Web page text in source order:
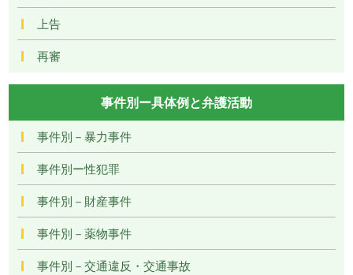
上告
再審
事件別ー具体例と弁護活動
事件別－暴力事件
事件別ー性犯罪
事件別－財産事件
事件別－薬物事件
事件別－交通違反・交通事故